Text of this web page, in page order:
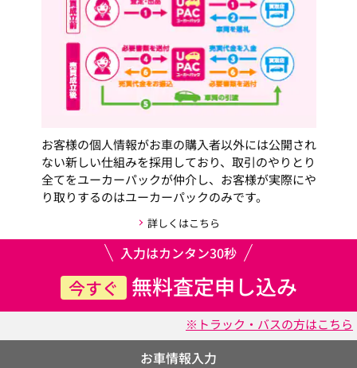
お客様の個人情報がお車の購入者以外には公開され
ない新しい仕組みを採用しており、取引のやりとり
全てをユーカーパックが仲介し、お客様が実際にや
り取りするのはユーカーパックのみです。
詳しくはこちら
入力はカンタン30秒
今すぐ 無料査定申し込み
※トラック・バスの方はこちら
お車情報入力